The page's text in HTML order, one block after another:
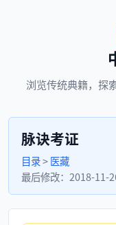
浏览传统典籍， 探
脉诀考证
目录>医藏
最后修改： 2018-11-